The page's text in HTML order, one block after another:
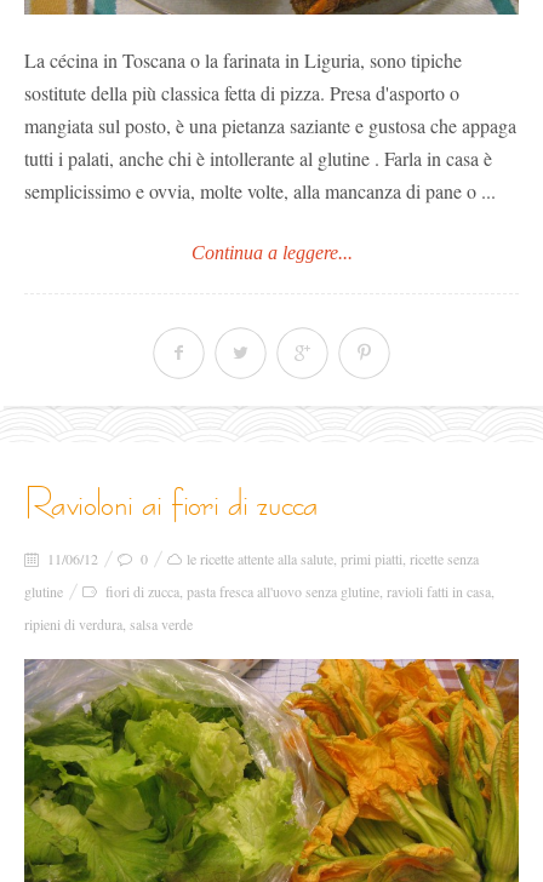
La cécina in Toscana o la farinata in Liguria, sono tipiche
sostitute della più classica fetta di pizza. Presa d'asporto o
mangiata sul posto, è una pietanza saziante e gustosa che appaga
tutti i palati, anche chi è intollerante al glutine . Farla in casa è
semplicissimo e ovvia, molte volte, alla mancanza di pane o ...
Continua a leggere...
ravioloni ai fiori di zucca
11/06/12 0 le ricette attente alla salute primi piatti ricette senza
glutine
fiori di zucca pasta fresca all'uovo senza glutine ravioli fatti in casa
ripieni di verdura salsa verde